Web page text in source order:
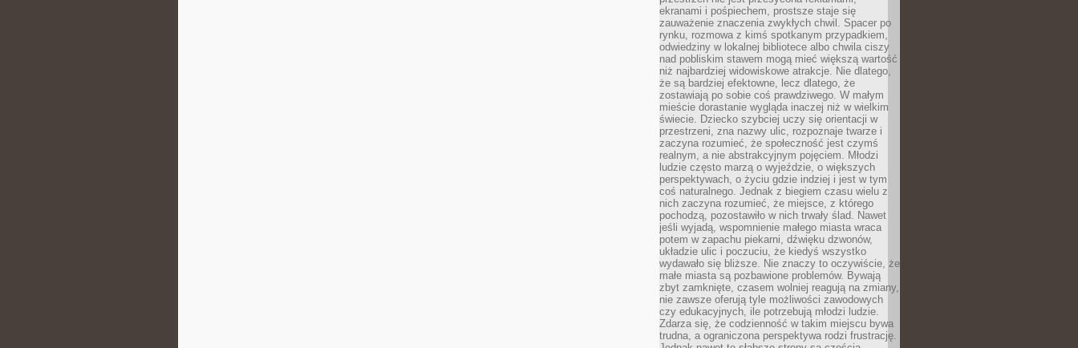
ekranami i pośpiechem, prostsze staje się
zauważenie znaczenia zwykłych chwil. Spacer po
rynku, rozmowa z kimś spotkanym przypadkiem,
odwiedziny w lokalnej bibliotece albo chwila ciszy
nad pobliskim stawem mogą mieć większą wartość
niż najbardziej widowiskowe atrakcje. Nie dlatego,
że są bardziej efektowne, lecz dlatego, że
zostawiają po sobie coś prawdziwego. W małym
mieście dorastanie wygląda inaczej niż w wielkim
świecie. Dziecko szybciej uczy się orientacji w
przestrzeni, zna nazwy ulic, rozpoznaje twarze i
zaczyna rozumieć, że społeczność jest czymś
realnym, a nie abstrakcyjnym pojęciem. Młodzi
ludzie często marzą o wyjeździe, o większych
perspektywach, o życiu gdzie indziej i jest w tym
coś naturalnego. Jednak z biegiem czasu wielu z
nich zaczyna rozumieć, że miejsce, z którego
pochodzą, pozostawiło w nich trwały ślad. Nawet
jeśli wyjadą, wspomnienie małego miasta wraca
potem w zapachu piekarni, dźwięku dzwonów,
układzie ulic i poczuciu, że kiedyś wszystko
wydawało się bliższe. Nie znaczy to oczywiście, że
małe miasta są pozbawione problemów. Bywają
zbyt zamknięte, czasem wolniej reagują na zmiany,
nie zawsze oferują tyle możliwości zawodowych
czy edukacyjnych, ile potrzebują młodzi ludzie.
Zdarza się, że codzienność w takim miejscu bywa
trudna, a ograniczona perspektywa rodzi frustrację.